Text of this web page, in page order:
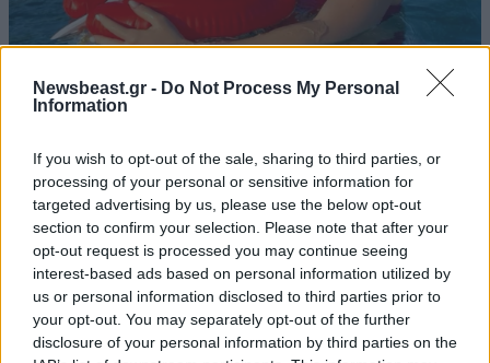
Newsbeast.gr - Do Not Process My Personal
Information
If you wish to opt-out of the sale, sharing to third parties, or
processing of your personal or sensitive information for
targeted advertising by us, please use the below opt-out
section to confirm your selection. Please note that after your
opt-out request is processed you may continue seeing
interest-based ads based on personal information utilized by
us or personal information disclosed to third parties prior to
your opt-out. You may separately opt-out of the further
disclosure of your personal information by third parties on the
Άννα Κορακάκη: «Το πολυτιμότερο μετάλλιο της